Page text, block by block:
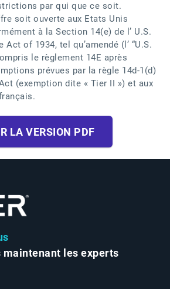
par qui que ce soit.
soit ouverte aux Etats Unis
à la Section 14(e) de l’ U.S.
Act of 1934, tel qu’amendé (l’ “U.S.
le règlement 14E après
prévues par la règle 14d-1(d)
(exemption dite « Tier II ») et aux
LA VERSION PDF
maintenant les experts